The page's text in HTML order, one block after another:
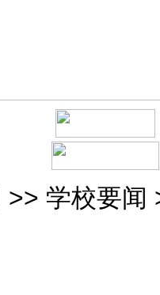
>> 学校要闻